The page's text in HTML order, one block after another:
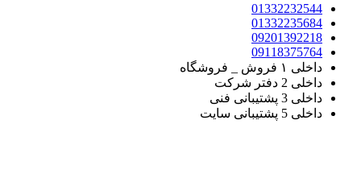
01332232544
01332235684
09201392218
09118375764
داخلی ۱ فروش _ فروشگاه
داخلی 2 دفتر شرکت
داخلی 3 پشتیبانی فنی
داخلی 5 پشتیبانی سایت